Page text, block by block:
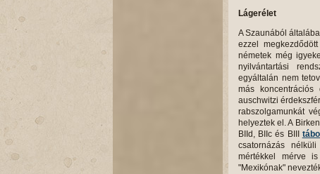
Lágerélet
A Szaunából
ezzel megkezdődött
németek még
nyilvántartási
egyáltalán nem
más koncentrációs
auschwitzi
rabszolgamunkát
helyeztek el. A
BIId, BIIc és BIII
csatornázás
mértékkel mérve
"Mexikónak"